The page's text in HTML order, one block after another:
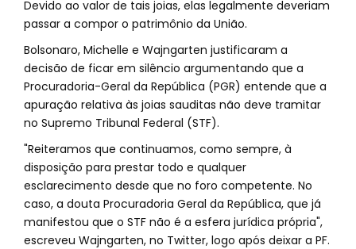
Devido ao valor de tais joias, elas legalmente deveriam
passar a compor o patrimônio da União.
Bolsonaro, Michelle e Wajngarten justificaram a
decisão de ficar em silêncio argumentando que a
Procuradoria-Geral da República (PGR) entende que a
apuração relativa às joias sauditas não deve tramitar
no Supremo Tribunal Federal (STF).
"Reiteramos que continuamos, como sempre, à
disposição para prestar todo e qualquer
esclarecimento desde que no foro competente. No
caso, a douta Procuradoria Geral da República, que já
manifestou que o STF não é a esfera jurídica própria",
escreveu Wajngarten, no Twitter, logo após deixar a PF.